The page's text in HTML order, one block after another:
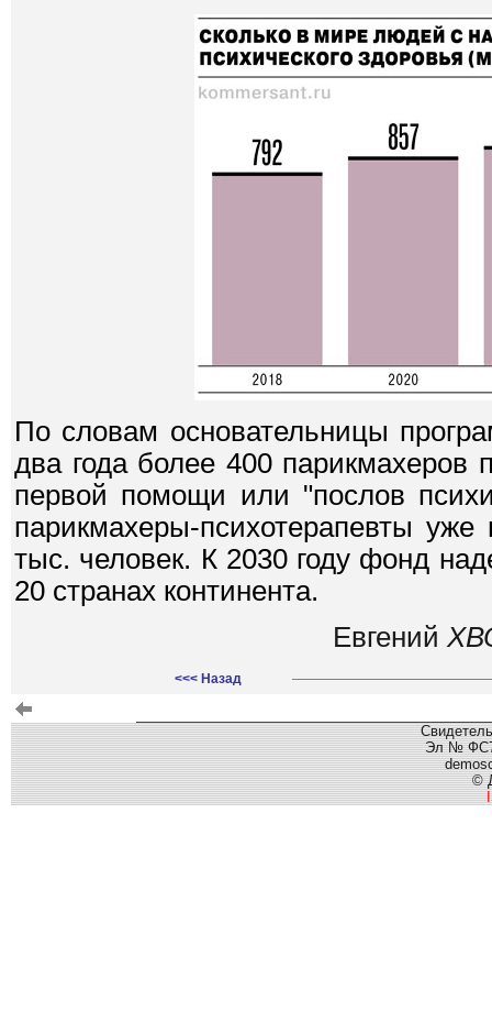
По словам основательницы
два года более 400 парикмахеров
первой помощи или "послов
парикмахеры-психотерапевты
тыс. человек. К 2030 году фонд
20 странах континента.
Евгений
<<< Назад
Эл №
©